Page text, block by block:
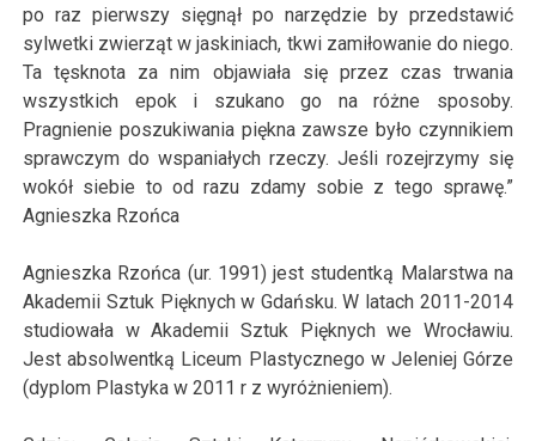
po raz pierwszy sięgnął po narzędzie by przedstawić
sylwetki zwierząt w jaskiniach, tkwi zamiłowanie do niego.
Ta tęsknota za nim objawiała się przez czas trwania
wszystkich epok i szukano go na różne sposoby.
Pragnienie poszukiwania piękna zawsze było czynnikiem
sprawczym do wspaniałych rzeczy. Jeśli rozejrzymy się
wokół siebie to od razu zdamy sobie z tego sprawę.”
Agnieszka Rzońca
Agnieszka Rzońca (ur. 1991) jest studentką Malarstwa na
Akademii Sztuk Pięknych w Gdańsku. W latach 2011-2014
studiowała w Akademii Sztuk Pięknych we Wrocławiu.
Jest absolwentką Liceum Plastycznego w Jeleniej Górze
(dyplom Plastyka w 2011 r z wyróżnieniem).